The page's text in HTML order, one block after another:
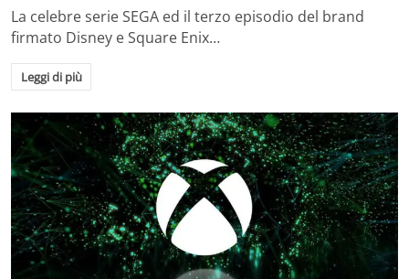
La celebre serie SEGA ed il terzo episodio del brand
firmato Disney e Square Enix…
Leggi di più